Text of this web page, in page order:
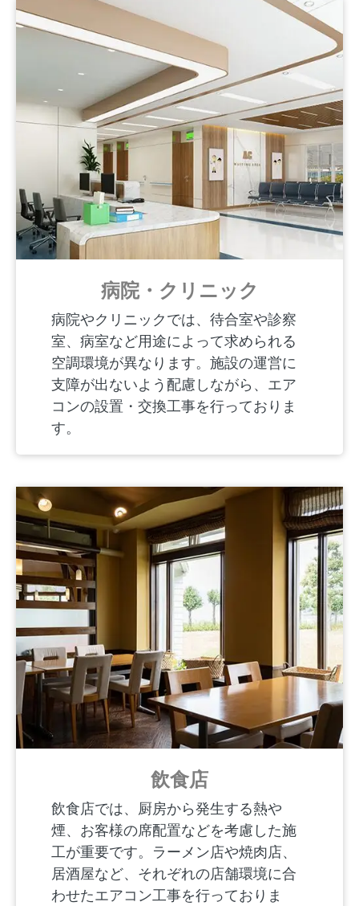
病院・クリニック
病院やクリニックでは、待合室や診察
室、病室など用途によって求められる
空調環境が異なります。施設の運営に
支障が出ないよう配慮しながら、エア
コンの設置・交換工事を行っておりま
す。
飲食店
飲食店では、厨房から発生する熱や
煙、お客様の席配置などを考慮した施
工が重要です。ラーメン店や焼肉店、
居酒屋など、それぞれの店舗環境に合
わせたエアコン工事を行っておりま